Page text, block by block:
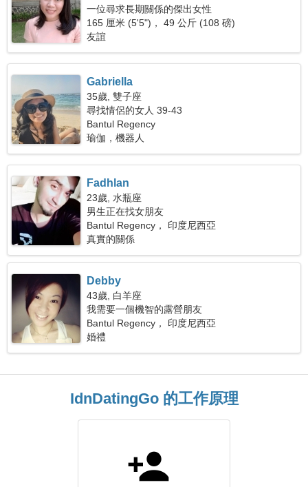
一位尋求長期關係的傑出女性
165 厘米 (5'5")， 49 公斤 (108 磅)
友誼
Gabriella
35歲, 雙子座
尋找情侶的女人 39-43
Bantul Regency
瑜伽，機器人
Fadhlan
23歲, 水瓶座
男生正在找女朋友
Bantul Regency， 印度尼西亞
真實的關係
Debby
43歲, 白羊座
我需要一個機智的露營朋友
Bantul Regency， 印度尼西亞
婚禮
IdnDatingGo 的工作原理